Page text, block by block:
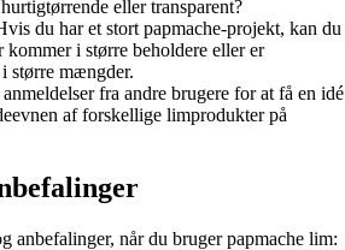
eller transparent?
du har et stort papmache-projekt, kan du
kommer i større beholdere eller er
større mængder.
fra andre brugere for at få en idé
af forskellige limprodukter på
anbefalinger, når du bruger papmache lim: